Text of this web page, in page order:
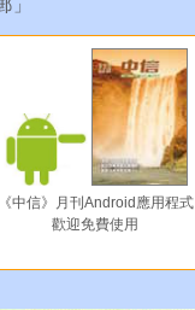
」
《中信》月刊Android應用程式
歡迎免費使用